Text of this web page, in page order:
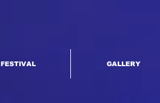
FESTIVAL GALLERY